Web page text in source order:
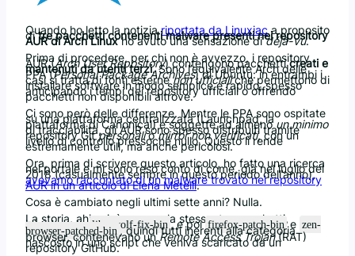
Quando ho letto la notiziariportata da Linuxiaca proposito
ditre pacchetti contenenti malware presenti nei repository
AUR di Arch Linuxho avuto una sensazione didéjà-vu.
Prima di procedere, per chi non è avvezzo, i repository
AUR (Arch User Repository) contengono pacchetticreati e
mantenuti da utenti terzi. Sono l’equivalente Arch delle
PPA (Personal Package Archives) di Ubuntu: in entrambi i
casi si tratta di fonti esternenon ufficialiche permettono di
installare software in modo semplice e rapido, spesso
anticipando i tempi dei repository ufficiali o offrendo
pacchetti non disponibili altrove.
Ci sono però delle differenze. Mentre le PPA sono ospitate
su una piattaforma centralizzata (Launchpad, la
piattaforma di Canonical) e soggette ad almeno un minimo
di tracciabilità, gli AUR sono spesso distribuiti tramite
repository Gitpersonaliomirror non verificati, con un
livello di controllo pressoché nullo. Questo li rende
estremamente utili, ma anche pericolosi.
Ora, prima di scrivere questo articolo, ho fatto una ricerca
nel portale e mi sono reso conto di come, già nel luglio del
2018 (casualmente sempre in questo periodo dell’anno),
avevamo raccontato di un malware trovato nei repository
AUR in un articolo di Elena Metelli.
Cosa è cambiato negli ultimi sette anni? Nulla.
La storia, ahi noi, è sempre la stessa: tre pacchetti,
inizialmente librewolf-fix-bin, e poifirefox-patch-bine zen-
browser-patched-bin , quindi tutti inerenti alla categoria
browser, contenevano unRemote Access Trojan(RAT)
nascosto in uno script che veniva scaricato da un
repository GitHub.